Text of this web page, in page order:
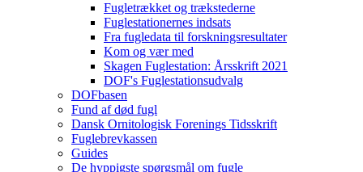
Fugletrækket og trækstederne
Fuglestationernes indsats
Fra fugledata til forskningsresultater
Kom og vær med
Skagen Fuglestation: Årsskrift 2021
DOF's Fuglestationsudvalg
DOFbasen
Fund af død fugl
Dansk Ornitologisk Forenings Tidsskrift
Fuglebrevkassen
Guides
De hyppigste spørgsmål om fugle